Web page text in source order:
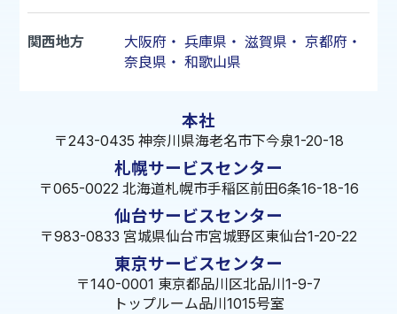
関西地方 大阪府 ・ 兵庫県 ・ 滋賀県 ・ 京都府 ・
奈良県 ・ 和歌山県
本社
〒243-0435 神奈川県海老名市下今泉1-20-18
札幌サービスセンター
〒065-0022 北海道札幌市手稲区前田6条16-18-16
仙台サービスセンター
〒983-0833 宮城県仙台市宮城野区東仙台1-20-22
東京サービスセンター
〒140-0001 東京都品川区北品川1-9-7
トップルーム品川1015号室